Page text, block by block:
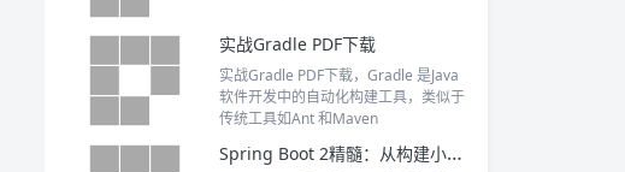
实战Gradle PDF下载
实战Gradle PDF下载，Gradle 是Java
软件开发中的自动化构建工具，类似于
传统工具如Ant 和Maven
Spring Boot 2精髓：从构建小系统到架构分布式大系统 PDF下载